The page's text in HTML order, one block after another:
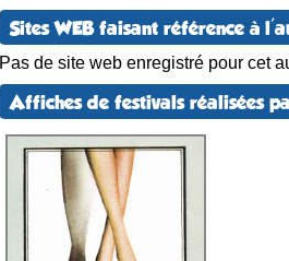
Sites WEB faisant référence à
Pas de site web enregistré pour cet
Affiches de festivals réalisées